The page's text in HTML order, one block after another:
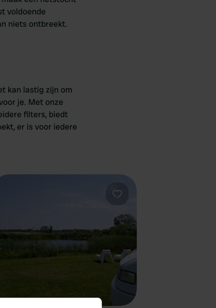
voldoende
niets ontbreekt.
kan lastig zijn om
je. Met onze
filters, biedt
er is voor iedere